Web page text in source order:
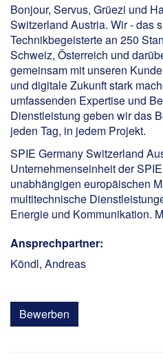
Bonjour, Servus, Grüezi und
Switzerland Austria. Wir - das
Technikbegeisterte an 250
Schweiz, Österreich und
gemeinsam mit unseren
und digitale Zukunft stark
umfassenden Expertise und
Dienstleistung geben wir das
jeden Tag, in jedem Projekt.
SPIE Germany Switzerland
Unternehmenseinheit der
unabhängigen europäischen
multitechnische
Energie und Kommunikation.
Ansprechpartner:
Köndl, Andreas
Bewerben